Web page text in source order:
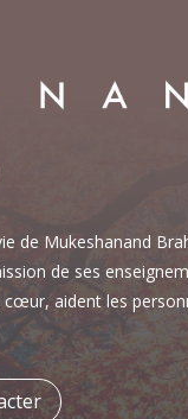
de Mukeshanand
de ses
aident les